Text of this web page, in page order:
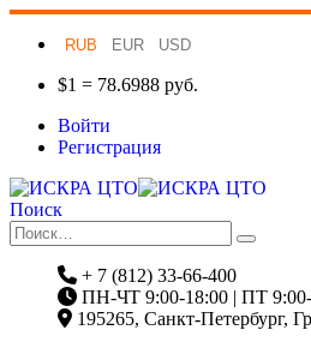
RUB EUR USD
$1 = 78.6988 руб.
Войти
Регистрация
Поиск
+ 7 (812) 33-66-400
ПН-ЧТ 9:00-18:00 | ПТ
195265, Санкт-Петербург,